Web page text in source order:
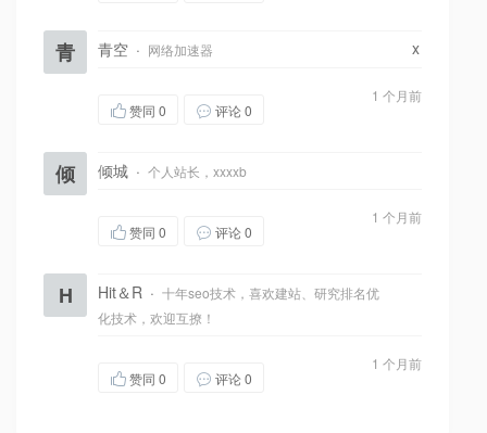
青 青空 · 网络加速器 x
1 个月前
赞同 0 评论 0
倾 倾城 · 个人站长，xxxxb
1 个月前
赞同 0 评论 0
H Hit＆R · 十年seo技术，喜欢建站、研究排名优
化技术，欢迎互撩！
1 个月前
赞同 0 评论 0